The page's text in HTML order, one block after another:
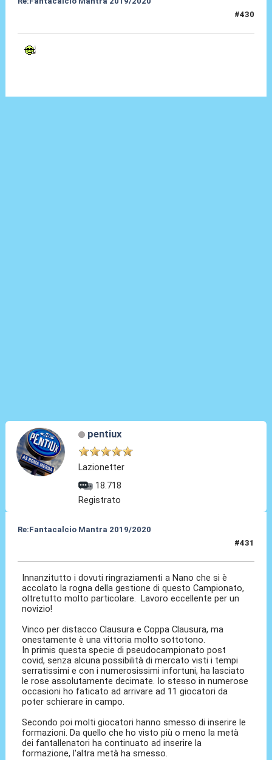
#430
pentiux
Lazionetter
18.718
Registrato
Re:Fantacalcio Mantra 2019/2020
#431
Innanzitutto i dovuti ringraziamenti a Nano che si è
accolato la rogna della gestione di questo Campionato,
oltretutto molto particolare. Lavoro eccellente per un
novizio!
Vinco per distacco Clausura e Coppa Clausura, ma
onestamente è una vittoria molto sottotono.
In primis questa specie di pseudocampionato post
covid, senza alcuna possibilità di mercato visti i tempi
serratissimi e con i numerosissimi infortuni, ha lasciato
le rose assolutamente decimate. Io stesso in numerose
occasioni ho faticato ad arrivare ad 11 giocatori da
poter schierare in campo.
Secondo poi molti giocatori hanno smesso di inserire le
formazioni. Da quello che ho visto più o meno la metà
dei fantallenatori ha continuato ad inserire la
formazione, l'altra metà ha smesso.